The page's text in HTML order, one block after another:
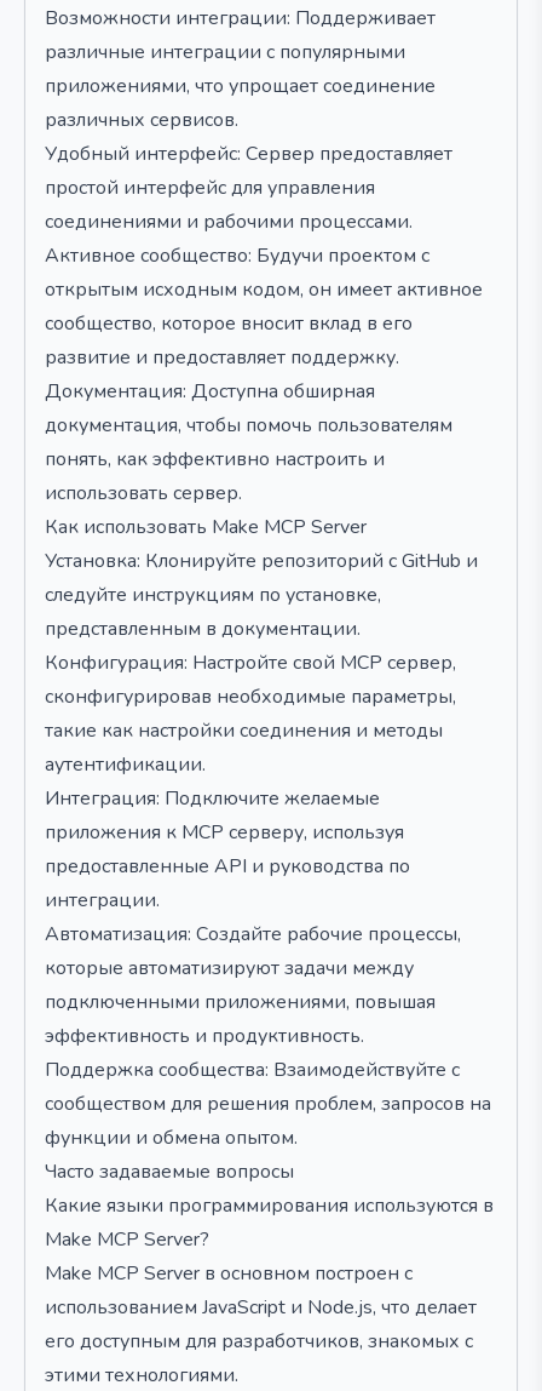
Возможности интеграции: Поддерживает
различные интеграции с популярными
приложениями, что упрощает соединение
различных сервисов.
Удобный интерфейс: Сервер предоставляет
простой интерфейс для управления
соединениями и рабочими процессами.
Активное сообщество: Будучи проектом с
открытым исходным кодом, он имеет активное
сообщество, которое вносит вклад в его
развитие и предоставляет поддержку.
Документация: Доступна обширная
документация, чтобы помочь пользователям
понять, как эффективно настроить и
использовать сервер.
Как использовать Make MCP Server
Установка: Клонируйте репозиторий с GitHub и
следуйте инструкциям по установке,
представленным в документации.
Конфигурация: Настройте свой MCP сервер,
сконфигурировав необходимые параметры,
такие как настройки соединения и методы
аутентификации.
Интеграция: Подключите желаемые
приложения к MCP серверу, используя
предоставленные API и руководства по
интеграции.
Автоматизация: Создайте рабочие процессы,
которые автоматизируют задачи между
подключенными приложениями, повышая
эффективность и продуктивность.
Поддержка сообщества: Взаимодействуйте с
сообществом для решения проблем, запросов на
функции и обмена опытом.
Часто задаваемые вопросы
Какие языки программирования используются в
Make MCP Server?
Make MCP Server в основном построен с
использованием JavaScript и Node.js, что делает
его доступным для разработчиков, знакомых с
этими технологиями.